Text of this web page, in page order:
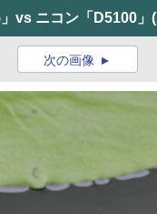
vs ニコン「D5100」
次の画像